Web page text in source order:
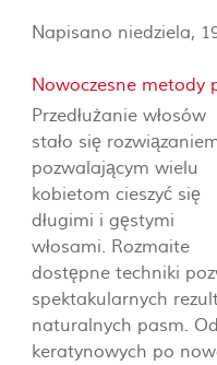
Napisano niedziela,
Nowoczesne metody
Przedłużanie włosów
stało się
pozwalającym wielu
kobietom cieszyć się
długimi i gęstymi
włosami. Rozmaite
dostępne techniki
spektakularnych
naturalnych pasm.
keratynowych po